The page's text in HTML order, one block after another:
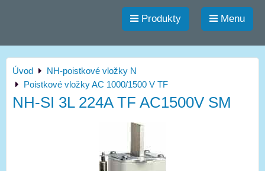
Produkty Menu
Úvod
NH-poistkové vložky N
Poistkové vložky AC 1000/1500 V TF
NH-SI 3L 224A TF AC1500V SM